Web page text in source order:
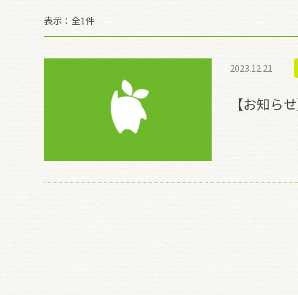
表示：全1件
2023.12.21
【お知ら